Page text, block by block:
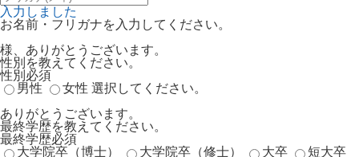
入力しました
お名前・フリガナを入力してください。
様、ありがとうございます。
性別を教えてください。
性別 必須
男性
女性 選択してください。
ありがとうございます。
最終学歴を教えてください。
最終学歴必須
大学院卒（博士）
大学院卒（修士） 大卒
短大卒